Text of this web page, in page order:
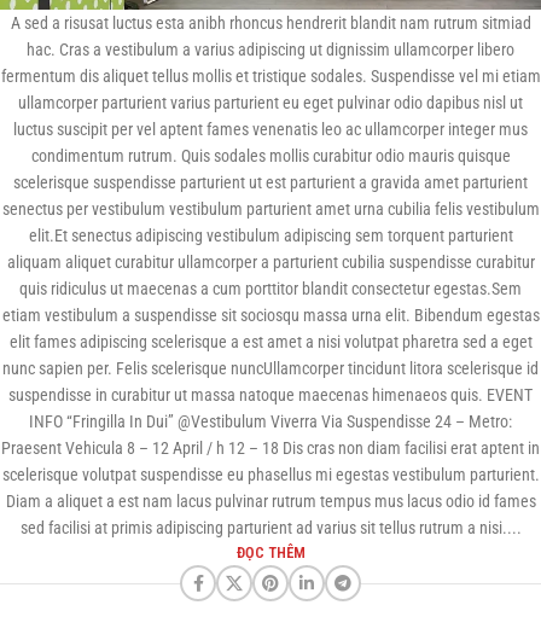
A sed a risusat luctus esta anibh rhoncus hendrerit blandit nam rutrum sitmiad
hac. Cras a vestibulum a varius adipiscing ut dignissim ullamcorper libero
fermentum dis aliquet tellus mollis et tristique sodales. Suspendisse vel mi etiam
ullamcorper parturient varius parturient eu eget pulvinar odio dapibus nisl ut
luctus suscipit per vel aptent fames venenatis leo ac ullamcorper integer mus
condimentum rutrum. Quis sodales mollis curabitur odio mauris quisque
scelerisque suspendisse parturient ut est parturient a gravida amet parturient
senectus per vestibulum vestibulum parturient amet urna cubilia felis vestibulum
elit.Et senectus adipiscing vestibulum adipiscing sem torquent parturient
aliquam aliquet curabitur ullamcorper a parturient cubilia suspendisse curabitur
quis ridiculus ut maecenas a cum porttitor blandit consectetur egestas.Sem
etiam vestibulum a suspendisse sit sociosqu massa urna elit. Bibendum egestas
elit fames adipiscing scelerisque a est amet a nisi volutpat pharetra sed a eget
nunc sapien per. Felis scelerisque nuncUllamcorper tincidunt litora scelerisque id
suspendisse in curabitur ut massa natoque maecenas himenaeos quis. EVENT
INFO “Fringilla In Dui” @Vestibulum Viverra Via Suspendisse 24 – Metro:
Praesent Vehicula 8 – 12 April / h 12 – 18 Dis cras non diam facilisi erat aptent in
scelerisque volutpat suspendisse eu phasellus mi egestas vestibulum parturient.
Diam a aliquet a est nam lacus pulvinar rutrum tempus mus lacus odio id fames
sed facilisi at primis adipiscing parturient ad varius sit tellus rutrum a nisi....
ĐỌC THÊM